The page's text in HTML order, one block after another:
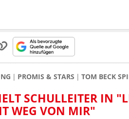
PROMIS & STARS TOM BECK
SCHULLEITER IN
WEG VON MIR"